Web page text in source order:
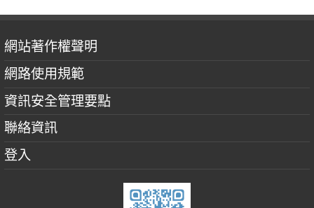
網站著作權聲明
網路使用規範
資訊安全管理要點
聯絡資訊
登入